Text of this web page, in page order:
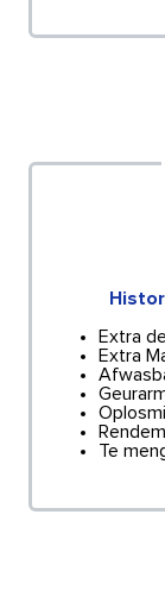
Extra
Extra
Te